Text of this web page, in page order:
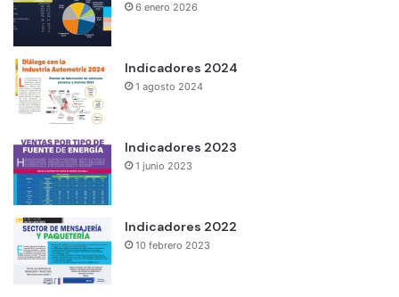
6 enero 2026
Indicadores 2024
1 agosto 2024
Indicadores 2023
1 junio 2023
Indicadores 2022
10 febrero 2023